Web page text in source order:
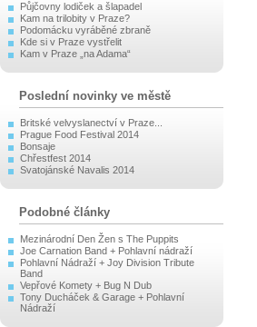
Půjčovny lodiček a šlapadel
Kam na trilobity v Praze?
Podomácku vyráběné zbraně
Kde si v Praze vystřelit
Kam v Praze „na Adama“
Poslední novinky ve městě
Britské velvyslanectví v Praze...
Prague Food Festival 2014
Bonsaje
Chřestfest 2014
Svatojánské Navalis 2014
Podobné články
Mezinárodní Den Žen s The Puppits
Joe Carnation Band + Pohlavní nádraží
Pohlavní Nádraží + Joy Division Tribute
Band
Vepřové Komety + Bug N Dub
Tony Ducháček & Garage + Pohlavní
Nádraží